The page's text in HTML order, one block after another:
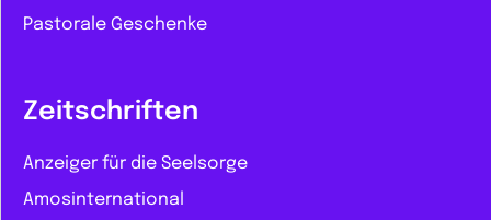
Pastorale Geschenke
Zeitschriften
Anzeiger für die Seelsorge
Amosinternational